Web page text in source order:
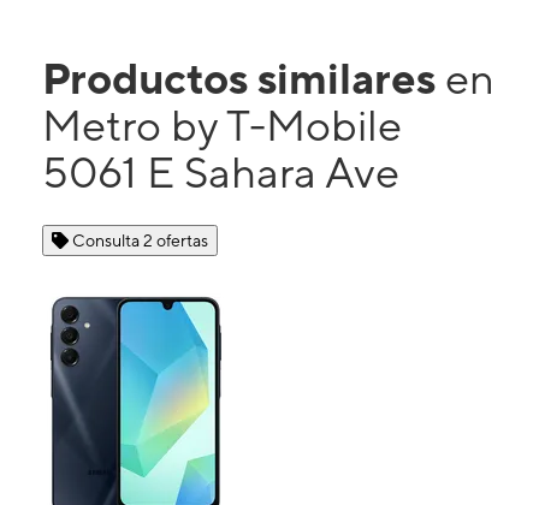
Productos similares en
Metro by T-Mobile
5061 E Sahara Ave
Consulta 2 ofertas